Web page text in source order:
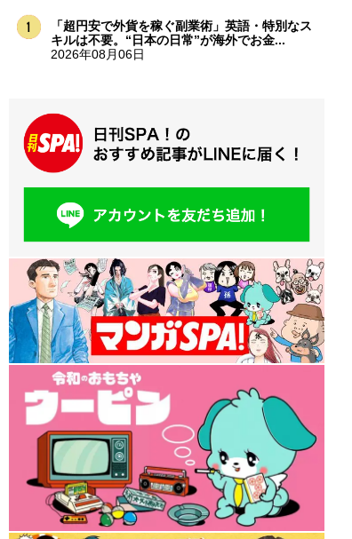
「超円安で外貨を稼ぐ副業術」英語・特別なス
キルは不要。“日本の日常”が海外でお金...
2026年08月06日